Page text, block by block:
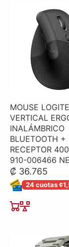
MOUSE
VERTICAL
INALÁMBRICO
BLUETOOTH +
RECEPTOR
910-006466
₡ 36.765
24 cuotas